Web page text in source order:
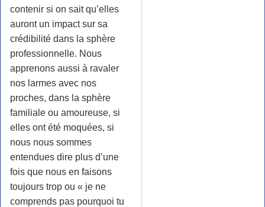
contenir si on sait qu’elles
auront un impact sur sa
crédibilité dans la sphère
professionnelle. Nous
apprenons aussi à ravaler
nos larmes avec nos
proches, dans la sphère
familiale ou amoureuse, si
elles ont été moquées, si
nous nous sommes
entendues dire plus d’une
fois que nous en faisons
toujours trop ou « je ne
comprends pas pourquoi tu